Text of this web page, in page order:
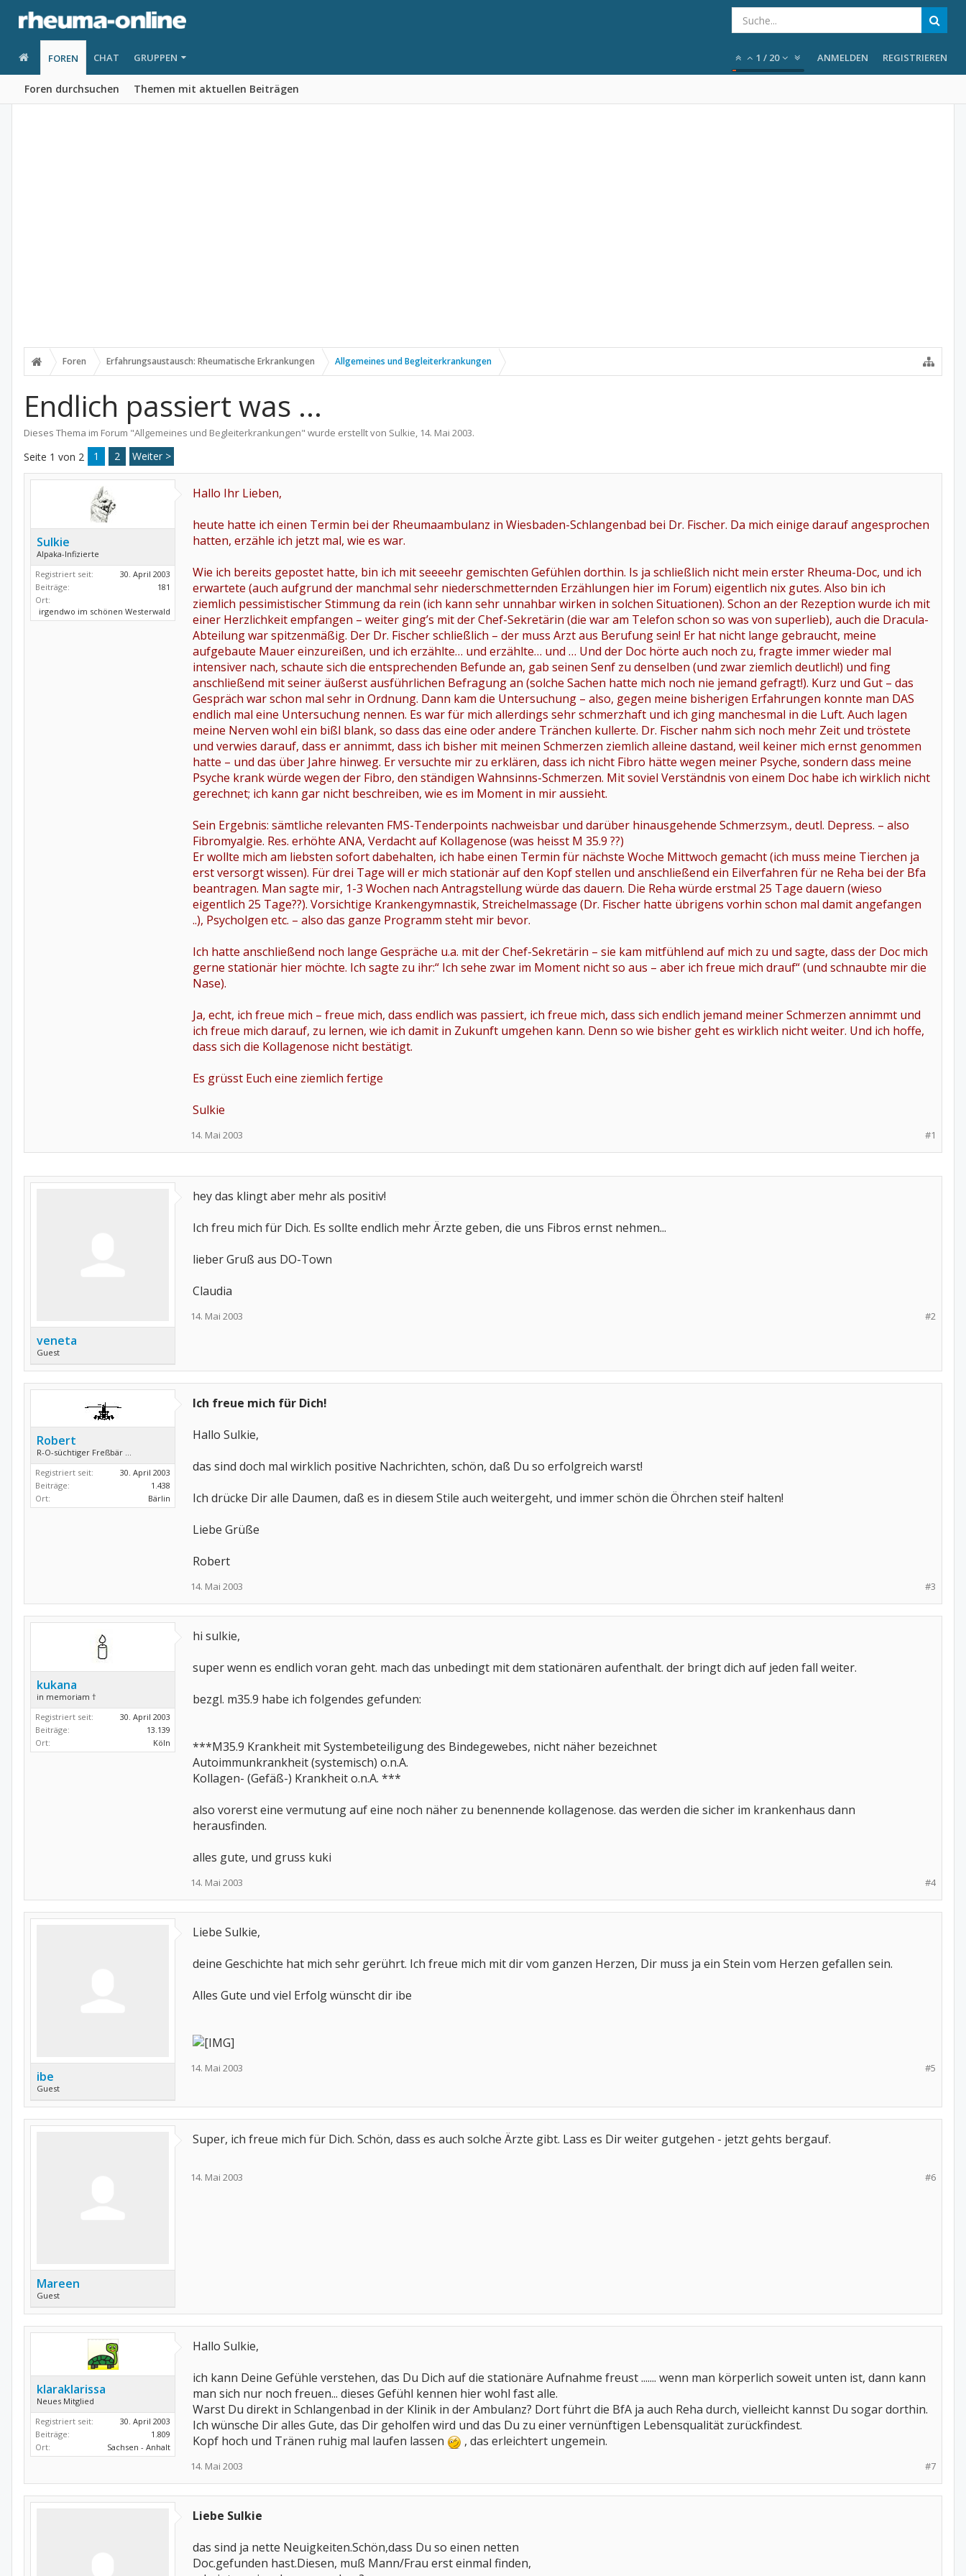
FOREN
Foren durchsuchen Themen mit aktuellen Beiträgen
CHAT GRUPPEN 1 / 20 ANMELDEN REGISTRIEREN
Foren Erfahrungsaustausch: Rheumatische Erkrankungen Allgemeines und Begleiterkrankungen
Endlich passiert was ...
Dieses Thema im Forum "Allgemeines und Begleiterkrankungen" wurde erstellt von Sulkie, 14. Mai 2003.
Seite 1 von 2 1 2 Weiter >
Sulkie
Alpaka-Infizierte
Registriert seit:
30. April 2003
Beiträge:
181
Ort:
irgendwo im schönen Westerwald
Hallo Ihr Lieben,
heute hatte ich einen Termin bei der Rheumaambulanz in Wiesbaden-Schlangenbad bei Dr. Fischer. Da mich einige darauf angesprochen
hatten, erzähle ich jetzt mal, wie es war.
Wie ich bereits gepostet hatte, bin ich mit seeeehr gemischten Gefühlen dorthin. Is ja schließlich nicht mein erster Rheuma-Doc, und ich
erwartete (auch aufgrund der manchmal sehr niederschmetternden Erzählungen hier im Forum) eigentlich nix gutes. Also bin ich
ziemlich pessimistischer Stimmung da rein (ich kann sehr unnahbar wirken in solchen Situationen). Schon an der Rezeption wurde ich mit
einer Herzlichkeit empfangen – weiter ging’s mit der Chef-Sekretärin (die war am Telefon schon so was von superlieb), auch die Dracula-
Abteilung war spitzenmäßig. Der Dr. Fischer schließlich – der muss Arzt aus Berufung sein! Er hat nicht lange gebraucht, meine
aufgebaute Mauer einzureißen, und ich erzählte… und erzählte… und … Und der Doc hörte auch noch zu, fragte immer wieder mal
intensiver nach, schaute sich die entsprechenden Befunde an, gab seinen Senf zu denselben (und zwar ziemlich deutlich!) und fing
anschließend mit seiner äußerst ausführlichen Befragung an (solche Sachen hatte mich noch nie jemand gefragt!). Kurz und Gut – das
Gespräch war schon mal sehr in Ordnung. Dann kam die Untersuchung – also, gegen meine bisherigen Erfahrungen konnte man DAS
endlich mal eine Untersuchung nennen. Es war für mich allerdings sehr schmerzhaft und ich ging manchesmal in die Luft. Auch lagen
meine Nerven wohl ein bißl blank, so dass das eine oder andere Tränchen kullerte. Dr. Fischer nahm sich noch mehr Zeit und tröstete
und verwies darauf, dass er annimmt, dass ich bisher mit meinen Schmerzen ziemlich alleine dastand, weil keiner mich ernst genommen
hatte – und das über Jahre hinweg. Er versuchte mir zu erklären, dass ich nicht Fibro hätte wegen meiner Psyche, sondern dass meine
Psyche krank würde wegen der Fibro, den ständigen Wahnsinns-Schmerzen. Mit soviel Verständnis von einem Doc habe ich wirklich nicht
gerechnet; ich kann gar nicht beschreiben, wie es im Moment in mir aussieht.
Sein Ergebnis: sämtliche relevanten FMS-Tenderpoints nachweisbar und darüber hinausgehende Schmerzsym., deutl. Depress. – also
Fibromyalgie. Res. erhöhte ANA, Verdacht auf Kollagenose (was heisst M 35.9 ??)
Er wollte mich am liebsten sofort dabehalten, ich habe einen Termin für nächste Woche Mittwoch gemacht (ich muss meine Tierchen ja
erst versorgt wissen). Für drei Tage will er mich stationär auf den Kopf stellen und anschließend ein Eilverfahren für ne Reha bei der Bfa
beantragen. Man sagte mir, 1-3 Wochen nach Antragstellung würde das dauern. Die Reha würde erstmal 25 Tage dauern (wieso
eigentlich 25 Tage??). Vorsichtige Krankengymnastik, Streichelmassage (Dr. Fischer hatte übrigens vorhin schon mal damit angefangen
..), Psycholgen etc. – also das ganze Programm steht mir bevor.
Ich hatte anschließend noch lange Gespräche u.a. mit der Chef-Sekretärin – sie kam mitfühlend auf mich zu und sagte, dass der Doc mich
gerne stationär hier möchte. Ich sagte zu ihr:“ Ich sehe zwar im Moment nicht so aus – aber ich freue mich drauf“ (und schnaubte mir die
Nase).
Ja, echt, ich freue mich – freue mich, dass endlich was passiert, ich freue mich, dass sich endlich jemand meiner Schmerzen annimmt und
ich freue mich darauf, zu lernen, wie ich damit in Zukunft umgehen kann. Denn so wie bisher geht es wirklich nicht weiter. Und ich hoffe,
dass sich die Kollagenose nicht bestätigt.
Es grüsst Euch eine ziemlich fertige
Sulkie
#1
14. Mai 2003
veneta
Guest
hey das klingt aber mehr als positiv!
Ich freu mich für Dich. Es sollte endlich mehr Ärzte geben, die uns Fibros ernst nehmen...
lieber Gruß aus DO-Town
Claudia
#2
14. Mai 2003
Robert
R-O-süchtiger Freßbär ...
Registriert seit:
30. April 2003
Beiträge:
1.438
Ort:
Bärlin
Ich freue mich für Dich!
Hallo Sulkie,
das sind doch mal wirklich positive Nachrichten, schön, daß Du so erfolgreich warst!
Ich drücke Dir alle Daumen, daß es in diesem Stile auch weitergeht, und immer schön die Öhrchen steif halten!
Liebe Grüße
Robert
#3
14. Mai 2003
kukana
in memoriam †
Registriert seit:
30. April 2003
Beiträge:
13.139
Ort:
Köln
hi sulkie,
super wenn es endlich voran geht. mach das unbedingt mit dem stationären aufenthalt. der bringt dich auf jeden fall weiter.
bezgl. m35.9 habe ich folgendes gefunden:
***M35.9 Krankheit mit Systembeteiligung des Bindegewebes, nicht näher bezeichnet
Autoimmunkrankheit (systemisch) o.n.A.
Kollagen- (Gefäß-) Krankheit o.n.A. ***
also vorerst eine vermutung auf eine noch näher zu benennende kollagenose. das werden die sicher im krankenhaus dann
herausfinden.
alles gute, und gruss kuki
#4
14. Mai 2003
ibe
Guest
Liebe Sulkie,
deine Geschichte hat mich sehr gerührt. Ich freue mich mit dir vom ganzen Herzen, Dir muss ja ein Stein vom Herzen gefallen sein.
Alles Gute und viel Erfolg wünscht dir ibe
#5
14. Mai 2003
Mareen
Guest
Super, ich freue mich für Dich. Schön, dass es auch solche Ärzte gibt. Lass es Dir weiter gutgehen - jetzt gehts bergauf.
#6
14. Mai 2003
klaraklarissa
Neues Mitglied
Registriert seit:
30. April 2003
Beiträge:
1.809
Ort:
Sachsen - Anhalt
Hallo Sulkie,
ich kann Deine Gefühle verstehen, das Du Dich auf die stationäre Aufnahme freust ....... wenn man körperlich soweit unten ist, dann kann
man sich nur noch freuen... dieses Gefühl kennen hier wohl fast alle.
Warst Du direkt in Schlangenbad in der Klinik in der Ambulanz? Dort führt die BfA ja auch Reha durch, vielleicht kannst Du sogar dorthin.
Ich wünsche Dir alles Gute, das Dir geholfen wird und das Du zu einer vernünftigen Lebensqualität zurückfindest.
Kopf hoch und Tränen ruhig mal laufen lassen
, das erleichtert ungemein.
#7
14. Mai 2003
Liebe Sulkie
das sind ja nette Neuigkeiten.Schön,dass Du so einen netten
Doc.gefunden hast.Diesen, muß Mann/Frau erst einmal finden,